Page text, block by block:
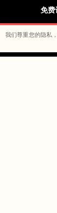
免费
我们尊重您的隐私